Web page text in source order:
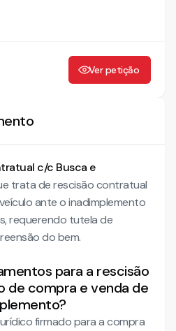
Ver petição
c/c Busca e
trata de rescisão contratual
ante o inadimplemento
requerendo tutela de
do bem.
para a rescisão
de compra e venda de
firmado para a compra